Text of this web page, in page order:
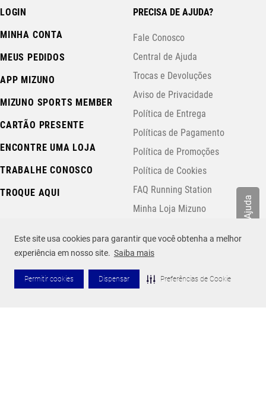
Este site usa cookies para garantir que você obtenha a melhor
experiência em nosso site. Saiba mais
Permitir cookies Dispensar Preferências de Cookie
Ajuda
LOGIN
MINHA CONTA
MEUS PEDIDOS
APP MIZUNO
MIZUNO SPORTS MEMBER
CARTÃO PRESENTE
ENCONTRE UMA LOJA
TRABALHE CONOSCO
TROQUE AQUI
PRECISA DE AJUDA?
Fale Conosco
Central de Ajuda
Trocas e Devoluções
Aviso de Privacidade
Política de Entrega
Políticas de Pagamento
Política de Promoções
Política de Cookies
FAQ Running Station
Minha Loja Mizuno
SOBRE A MIZUNO SIGA A MIZUNO